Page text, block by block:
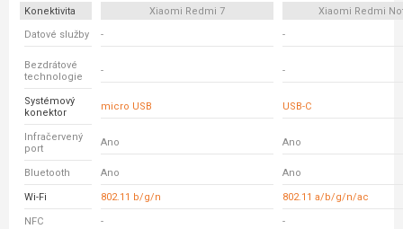
Konektivita Xiaomi Redmi 7
Xiaomi Redmi
Datové služby
- -
Bezdrátové
technologie
- -
Systémový
konektor
micro USB USB-C
Infračervený
port
Ano Ano
Bluetooth Ano Ano
Wi-Fi 802.11 b/g/n 802.11 a/b/g/n/ac
NFC - -